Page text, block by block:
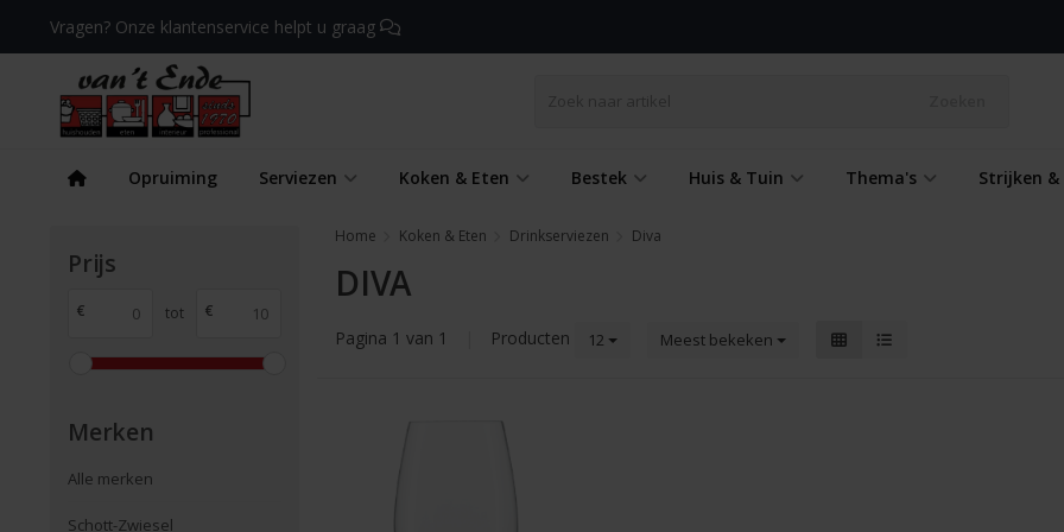
Vragen? Onze klantenservice helpt u graag
Opruiming Serviezen Koken & Eten Bestek Huis & Tuin Thema's Strijken &
Prijs
€ tot €
Merken
Alle merken
Schott-Zwiesel
Home Koken & Eten Drinkserviezen Diva
DIVA
Pagina 1 van 1 Producten 12 Meest bekeken